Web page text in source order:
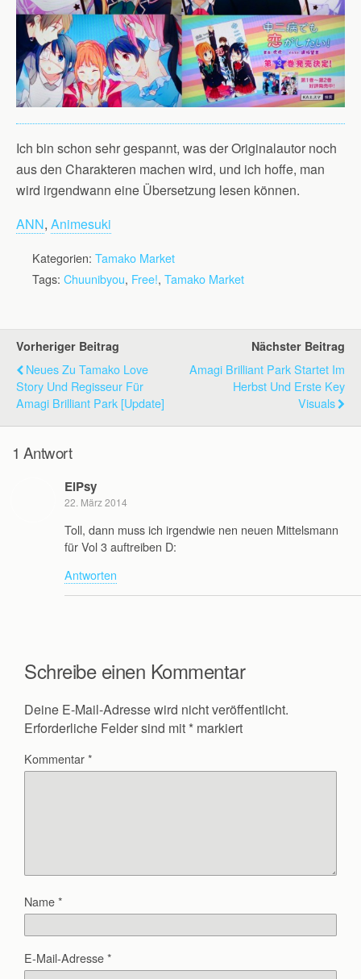
Ich bin schon sehr gespannt, was der Originalautor noch
aus den Charakteren machen wird, und ich hoffe, man
wird irgendwann eine Übersetzung lesen können.
ANN, Animesuki
Kategorien: Tamako Market
Tags: Chuunibyou, Free!, Tamako Market
Vorheriger Beitrag
Neues Zu Tamako Love
Story Und Regisseur Für
Amagi Brilliant Park [Update]
Nächster Beitrag
Amagi Brilliant Park Startet Im
Herbst Und Erste Key
Visuals
1 Antwort
ElPsy
22. März 2014
Toll, dann muss ich irgendwie nen neuen Mittelsmann
für Vol 3 auftreiben D:
Antworten
Schreibe einen Kommentar
Deine E-Mail-Adresse wird nicht veröffentlicht.
Erforderliche Felder sind mit * markiert
Kommentar*
Name*
E-Mail-Adresse*